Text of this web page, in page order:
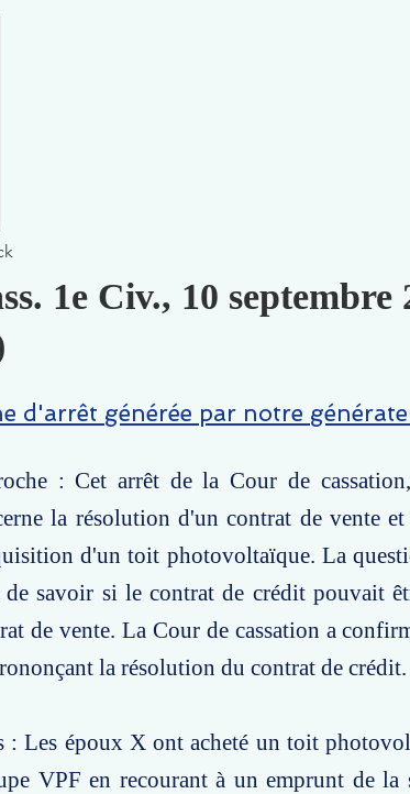
1e Civ., 10 septembre
d'arrêt générée par notre
: Cet arrêt de la Cour de
la résolution d'un contrat de vente
d'un toit photovoltaïque. La
de savoir si le contrat de crédit pouvait
de vente. La Cour de cassation a
la résolution du contrat de crédit.
: Les époux X ont acheté un toit
VPF en recourant à un emprunt de